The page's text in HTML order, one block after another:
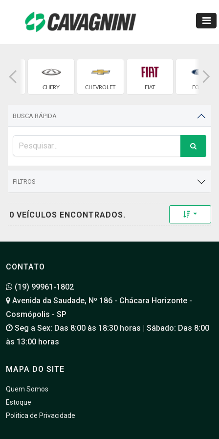
CHERY CHEVROLET FIAT FORD
BUSCA RÁPIDA
FILTROS
0 VEÍCULOS ENCONTRADOS. Toggle
CONTATO
(19) 99961-1802
Avenida da Saudade, Nº 186 - Chácara Horizonte -
Cosmópolis - SP
Seg a Sex: Das 8:00 às 18:30 horas | Sábado: Das 8:00
às 13:00 horas
MAPA DO SITE
Quem Somos
Estoque
Politica de Privacidade